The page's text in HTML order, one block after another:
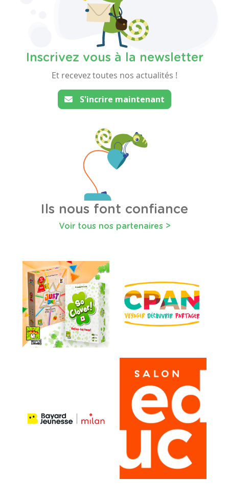
Inscrivez vous à la newsletter
Et recevez toutes nos actualités !
S'incrire maintenant
Ils nous font confiance
Voir tous nos partenaires >